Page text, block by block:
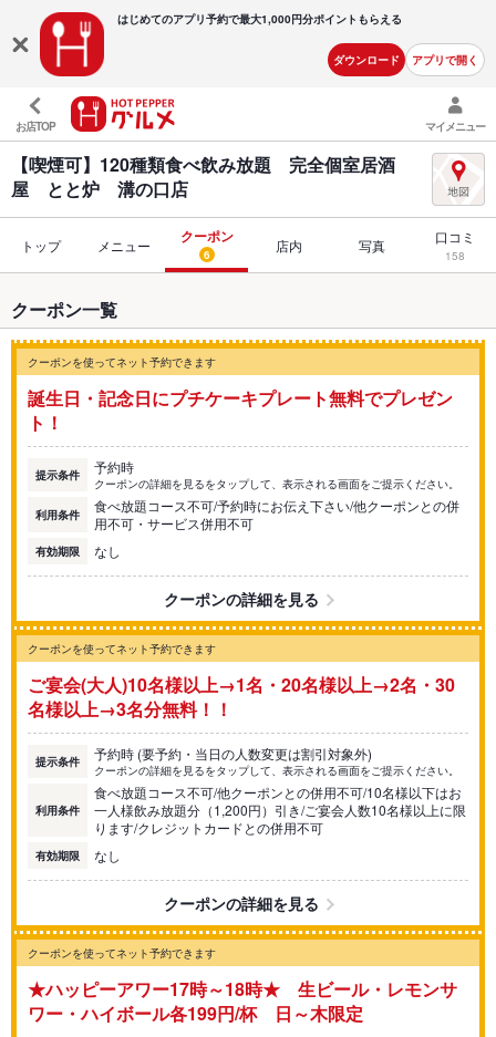
はじめてのアプリ予約で最大1,000円分ポイントもらえる
ダウンロード アプリで開く
お店TOP マイメニュー
【喫煙可】120種類食べ飲み放題 完全個室居酒
屋 とと炉 溝の口店
トップ メニュー クーポン
6 店内 写真 口コミ
158
クーポン一覧
クーポンを使ってネット予約できます
誕生日・記念日にプチケーキプレート無料でプレゼン
ト！
提示条件 予約時
クーポンの詳細を見るをタップして、表示される画面をご提示ください。
利用条件
食べ放題コース不可/予約時にお伝え下さい/他クーポンとの併
用不可・サービス併用不可
有効期限 なし
クーポンの詳細を見る
クーポンを使ってネット予約できます
ご宴会(大人)10名様以上→1名・20名様以上→2名・30
名様以上→3名分無料！！
提示条件 予約時 (要予約・当日の人数変更は割引対象外)
クーポンの詳細を見るをタップして、表示される画面をご提示ください。
利用条件
食べ放題コース不可/他クーポンとの併用不可/10名様以下はお
一人様飲み放題分（1,200円）引き/ご宴会人数10名様以上に限
ります/クレジットカードとの併用不可
有効期限 なし
クーポンの詳細を見る
クーポンを使ってネット予約できます
★ハッピーアワー17時～18時★ 生ビール・レモンサ
ワー・ハイボール各199円/杯 日～木限定